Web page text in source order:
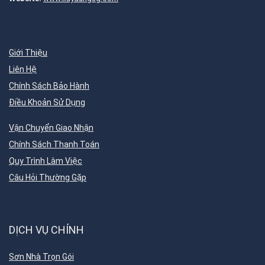
Giới Thiệu
Liên Hệ
Chính Sách Bảo Hành
Điều Khoản Sử Dụng
Vận Chuyển Giao Nhận
Chính Sách Thanh Toán
Quy Trình Làm Việc
Câu Hỏi Thường Gặp
DỊCH VỤ CHÍNH
Sơn Nhà Trọn Gói